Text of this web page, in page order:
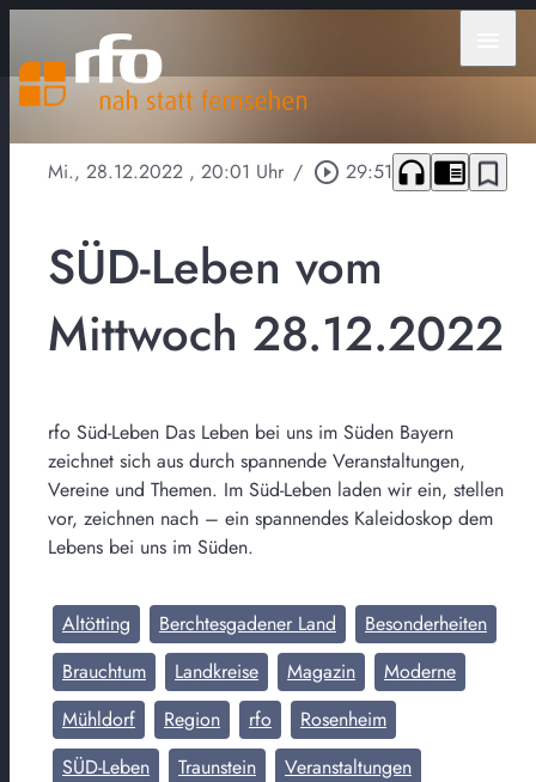
Mi., 28.12.2022 , 20:01 Uhr / play_circle_outline 29:51 headphones chrome_reader_mode bookmark_border
SÜD-Leben vom
Mittwoch 28.12.2022
rfo Süd-Leben Das Leben bei uns im Süden Bayern
zeichnet sich aus durch spannende Veranstaltungen,
Vereine und Themen. Im Süd-Leben laden wir ein, stellen
vor, zeichnen nach – ein spannendes Kaleidoskop dem
Lebens bei uns im Süden.
Altötting Berchtesgadener Land
Besonderheiten
Brauchtum
Landkreise Magazin
Moderne
Mühldorf
Region rfo
Rosenheim
SÜD-Leben
Traunstein
Veranstaltungen